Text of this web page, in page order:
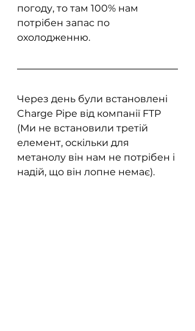
погоду, то там 100% нам
потрібен запас по
охолодженню.
Через день були встановлені
Charge Pipe від компанії FTP
(Ми не встановили третій
елемент, оскільки для
метанолу він нам не потрібен і
надій, що він лопне немає).